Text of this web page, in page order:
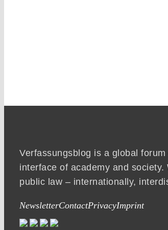
Verfassungsblog is a global
interface of academy and
public law – internationally,
NewsletterContactPrivacyImprint